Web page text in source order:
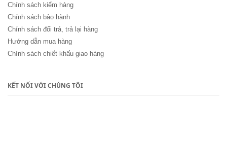
Chính sách kiểm hàng
Chính sách bảo hành
Chính sách đổi trả, trả lại hàng
Hướng dẫn mua hàng
Chính sách chiết khấu giao hàng
KẾT NỐI VỚI CHÚNG TÔI